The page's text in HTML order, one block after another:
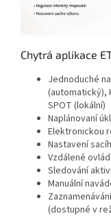
Chytrá aplikace
Jednoduché
(automatický),
SPOT (lokální)
Naplánovaní
Elektronickou
Nastavení
Vzdálené
Sledování
Manuální
(dostupné v